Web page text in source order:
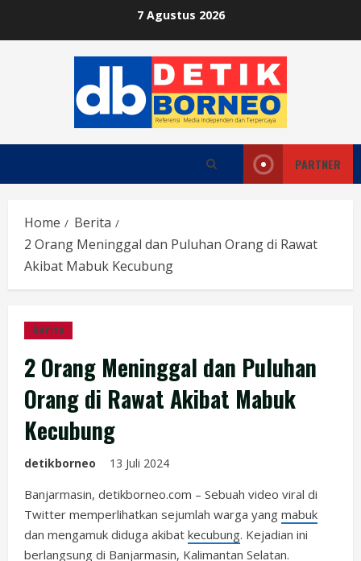
7 Agustus 2026
PARTNER
Home
Berita
2 Orang Meninggal dan Puluhan Orang di Rawat
Akibat Mabuk Kecubung
Berita
2 Orang Meninggal dan Puluhan
Orang di Rawat Akibat Mabuk
Kecubung
detikborneo 13 Juli 2024
Banjarmasin, detikborneo.com – Sebuah video viral di
Twitter memperlihatkan sejumlah warga yang mabuk
dan mengamuk diduga akibat kecubung. Kejadian ini
berlangsung di Banjarmasin, Kalimantan Selatan.